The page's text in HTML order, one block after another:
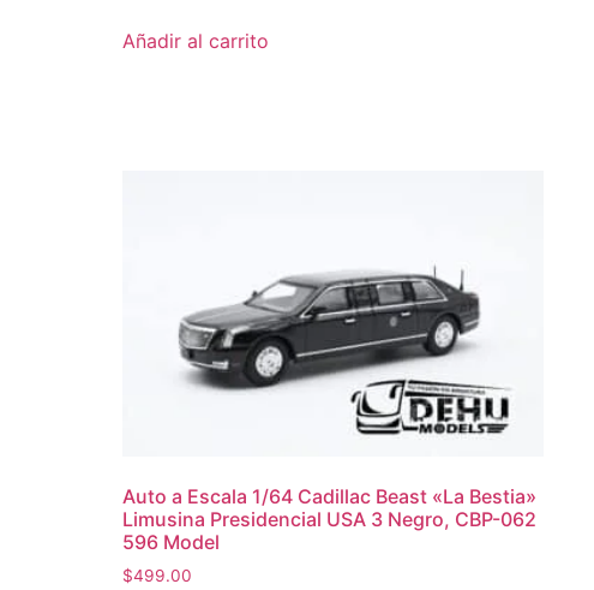
Añadir al carrito
Auto a Escala 1/64 Cadillac Beast «La Bestia»
Limusina Presidencial USA 3 Negro, CBP-062
596 Model
$499.00